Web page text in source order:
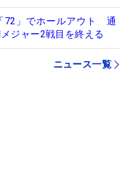
72」でホールアウト 通
ジャー2戦目を終える
ニュース一覧